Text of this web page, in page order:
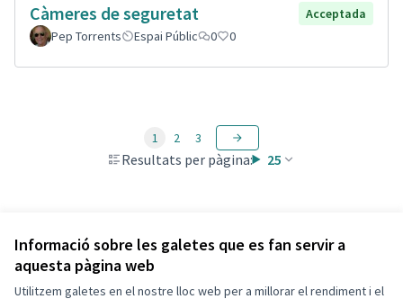
Informació sobre les galetes que es fan servir a
aquesta pàgina web
Utilitzem galetes en el nostre lloc web per a millorar el rendiment i el
Càmeres de seguretat
Acceptada
Pep Torrents
Espai Públic 0 0
Resultats per pàgina: 25
1 2 3
Veure totes les propostes retirades
Termes i condicions d'ús